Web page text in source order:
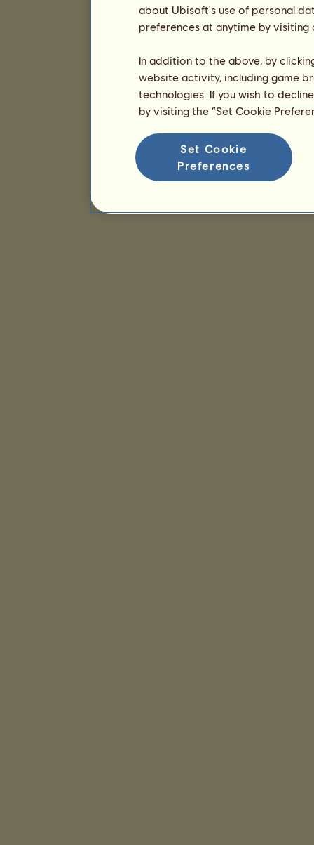
about Ubisoft's use of personal
preferences at anytime by
In addition to the above, by
website activity, including game
technologies. If you wish to
by visiting the “Set Cookie
Set Cookie
Preferences